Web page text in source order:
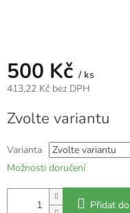
500 Kč / ks
413,22 Kč bez DPH
cena:
Zvolte variantu
Varianta
Možnosti doručení
Přidat